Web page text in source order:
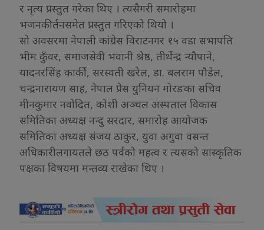
र नृत्य प्रस्तुत गरेका थिए । त्यसैगरी समारोहमा
भजनकीर्तनसमेत प्रस्तुत गरिएको थियो ।
सो अवसरमा नेपाली कांग्रेस विराटनगर १५ वडा सभापति
भीम कुँवर, समाजसेवी भवानी श्रेष्ठ, तीर्थेन्द्र न्यौपाने,
यादनरसिंह कार्की, सरस्वती खरेल, डा. बलराम पौडेल,
चन्द्रनारायण साह, नेपाल प्रेस युनियन मोरङका सचिव
मीनकुमार नवोदित, कोशी अञ्चल अस्पताल विकास
समितिका अध्यक्ष नन्दु सरदार, समारोह आयोजक
समितिका अध्यक्ष संजय ठाकुर, युवा अगुवा वसन्त
अधिकारीलगायतले छठ पर्वको महत्व र त्यसको सांस्कृतिक
पक्षका विषयमा मन्तव्य राखेका थिए ।